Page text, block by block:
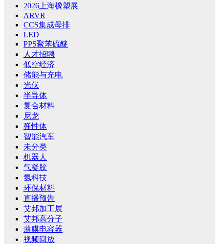
2026上海橡塑展
ARVR
CCS集成母排
LED
PPS聚苯硫醚
人才招聘
低空经济
储能与充电
光伏
半导体
复合材料
尼龙
弹性体
智能汽车
未分类
机器人
气凝胶
氢科技
环保材料
直播预告
艾邦加工展
艾邦高分子
薄膜电容器
视频回放